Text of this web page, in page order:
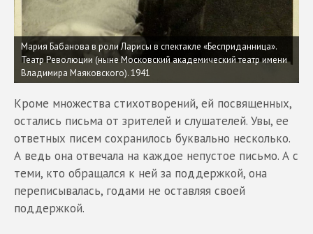
Мария Бабанова в роли Ларисы в спектакле «Бесприданница».
Театр Революции (ныне Московский академический театр имени
Владимира Маяковского). 1941
Кроме множества стихотворений, ей посвященных,
остались письма от зрителей и слушателей. Увы, ее
ответных писем сохранилось буквально несколько.
А ведь она отвечала на каждое непустое письмо. А с
теми, кто обращался к ней за поддержкой, она
переписывалась, годами не оставляя своей
поддержкой.